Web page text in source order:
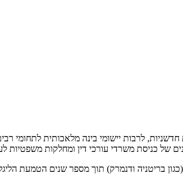
חדשניות, לרבות יישומי בינה מלאכותית
של כניסת משרדי עורכי דין ומחלקות משפטיות
בריטניה ודנמרק) תוך מספר שנים הטמעת